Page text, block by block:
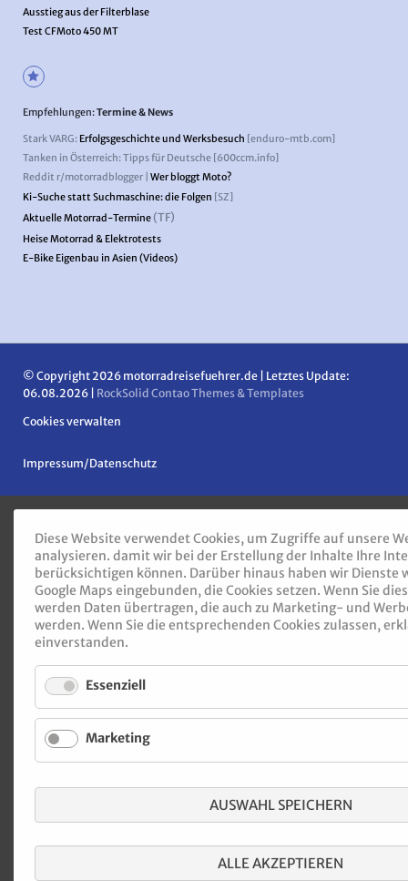
Ausstieg aus der Filterblase
Test CFMoto 450 MT
Empfehlungen:Termine & News
Stark VARG: Erfolgsgeschichte und Werksbesuch [enduro-mtb.com]
Tanken in Österreich: Tipps für Deutsche [600ccm.info]
Reddit r/motorradblogger | Wer bloggt Moto?
Ki-Suche statt Suchmaschine: die Folgen [SZ]
Aktuelle Motorrad-Termine(TF)
Heise Motorrad & Elektrotests
E-Bike Eigenbau in Asien (Videos)
© Copyright 2026 motorradreisefuehrer.de | Letztes Update:
06.08.2026 | RockSolid Contao Themes & Templates
Cookies verwalten
Navigation
Impressum/Datenschutz
Diese Website verwendet Cookies, um Zugriffe auf unsere
analysieren. damit wir bei der Erstellung der Inhalte Ihre
berücksichtigen können. Darüber hinaus haben wir Dienste
Google Maps eingebunden, die Cookies setzen. Wenn Sie
werden Daten übertragen, die auch zu Marketing- und
werden. Wenn Sie die entsprechenden Cookies zulassen,
einverstanden.
Essenziell
Marketing
AUSWAHL SPEICHERN
ALLE AKZEPTIEREN